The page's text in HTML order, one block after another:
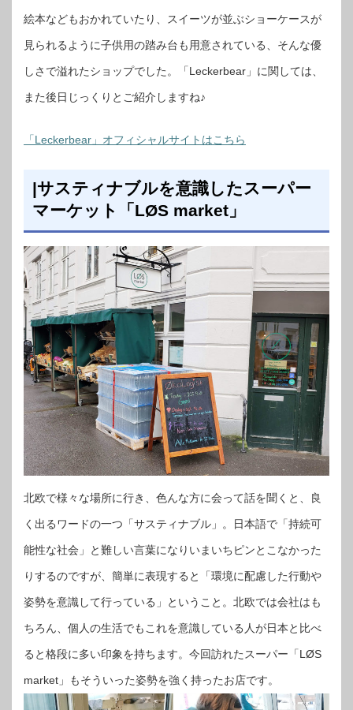
絵本などもおかれていたり、スイーツが並ぶショーケースが
見られるように子供用の踏み台も用意されている、そんな優
しさで溢れたショップでした。「Leckerbear」に関しては、
また後日じっくりとご紹介しますね♪
「Leckerbear」オフィシャルサイトはこちら
|サスティナブルを意識したスーパー
マーケット「LØS market」
北欧で様々な場所に行き、色んな方に会って話を聞くと、良
く出るワードの一つ「サスティナブル」。日本語で「持続可
能性な社会」と難しい言葉になりいまいちピンとこなかった
りするのですが、簡単に表現すると「環境に配慮した行動や
姿勢を意識して行っている」ということ。北欧では会社はも
ちろん、個人の生活でもこれを意識している人が日本と比べ
ると格段に多い印象を持ちます。今回訪れたスーパー「LØS
market」もそういった姿勢を強く持ったお店です。